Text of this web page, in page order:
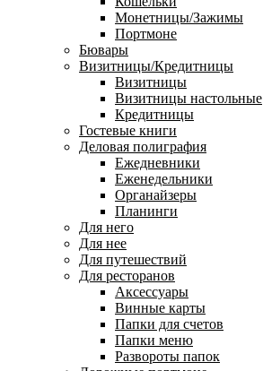
Монетницы/Зажимы
Портмоне
Бювары
Визитницы/Кредитницы
Визитницы
Визитницы настольные
Кредитницы
Гостевые книги
Деловая полиграфия
Ежедневники
Еженедельники
Органайзеры
Планинги
Для него
Для нее
Для путешествий
Для ресторанов
Аксессуары
Винные карты
Папки для счетов
Папки меню
Развороты папок